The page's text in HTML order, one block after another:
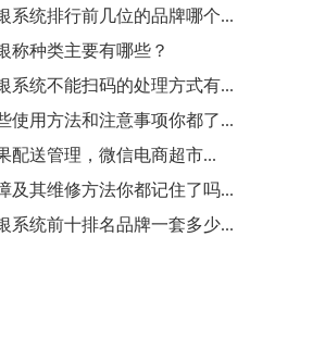
系统排行前几位的品牌哪个...
称种类主要有哪些？
系统不能扫码的处理方式有...
使用方法和注意事项你都了...
配送管理，微信电商超市...
及其维修方法你都记住了吗...
系统前十排名品牌一套多少...